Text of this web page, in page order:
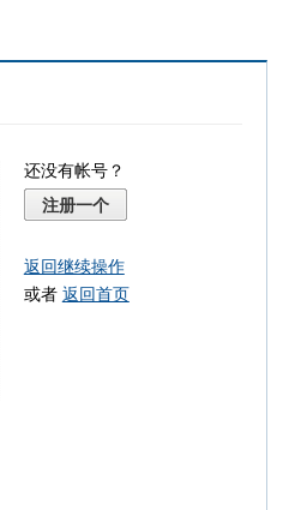
还没有帐号？
注册一个
返回继续操作
或者 返回首页